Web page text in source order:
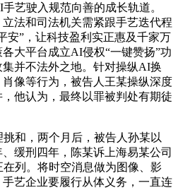
艺驶入规范向善的成长轨道。
法和司法机关需紧跟手艺迭代程
安”，让科技盈利实正惠及千家万
大平台成立AI侵权“一键赞扬”功
并不法外之地。针对操纵AI换
像等行为，被告人王某操纵深度
他认为，最终以罪被判处有期徒
，两个月后，被告人孙某以
缓刑四年，陈某诉上海易某公司
列。将时空消息做为图像、影
艺企业要履行从体义务，一直连